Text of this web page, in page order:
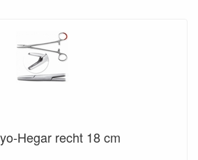
Hegar recht 18 cm